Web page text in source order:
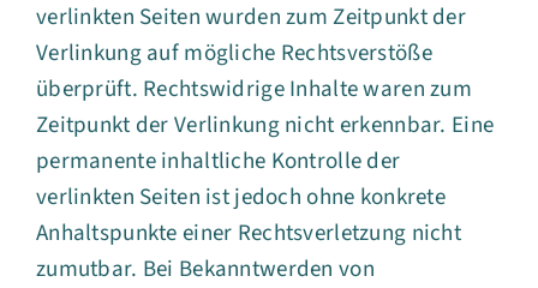
verlinkten Seiten wurden zum Zeitpunkt der
Verlinkung auf mögliche Rechtsverstöße
überprüft. Rechtswidrige Inhalte waren zum
Zeitpunkt der Verlinkung nicht erkennbar. Eine
permanente inhaltliche Kontrolle der
verlinkten Seiten ist jedoch ohne konkrete
Anhaltspunkte einer Rechtsverletzung nicht
zumutbar. Bei Bekanntwerden von